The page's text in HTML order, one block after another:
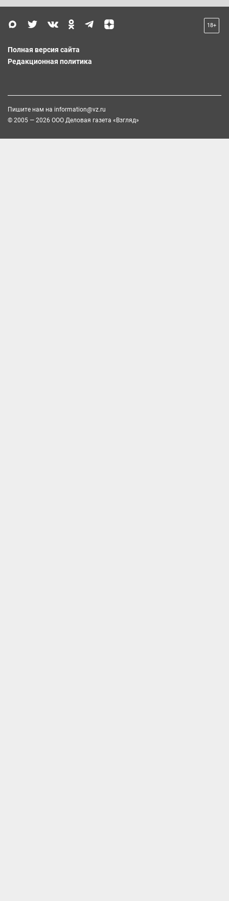
18+
Полная версия сайта
Редакционная политика
Пишите нам на information@vz.ru
© 2005 — 2026 ООО Деловая газета «Взгляд»